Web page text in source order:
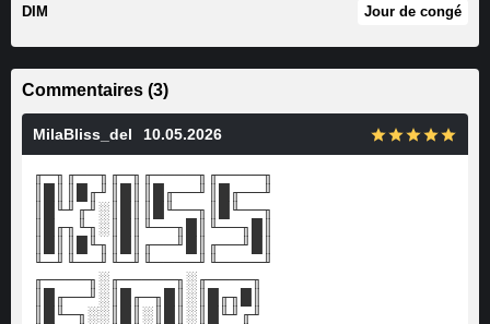
DIM Jour de congé
Commentaires (3)
MilaBliss_del 10.05.2026
╓─╖╓──╖╓─╖╓────╖╓────╖
║█║║█╓╜║█║║█╓──╜║█╓──╜
║█╙╜╓╜░║█║║█╙──╖║█╙──╖
║█╓╖╙╖░║█║╙──╖█║╙──╖█║
║█║║█╙╖║█║╓──╜█║╓──╜█║
╙─╜╙──╜╙─╜╙────╜╙────╜
╓────╖░╓─────╖░╓────╖
║█╓──╜░║█╓─╖█║░║█╓╖█║
║█╙─╖░░║█║░║█║░║█╙╜╓╜